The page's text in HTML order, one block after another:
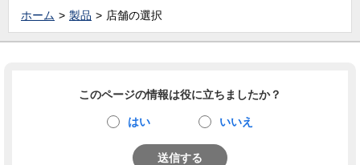
ホーム 製品 店舗の選択
このページの情報は役に立ちましたか？
はい いいえ
送信する